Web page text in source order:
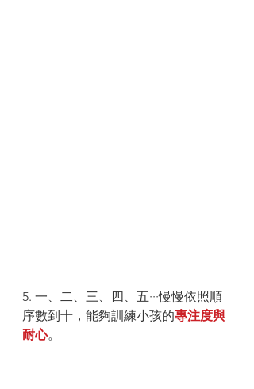
5. 一、二、三、四、五···慢慢依照順
序數到十，能夠訓練小孩的專注度與
耐心。